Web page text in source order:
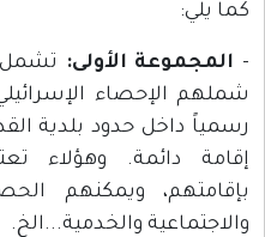
كما يلي:
- المجموعة الأولى:
رسمياً داخل حدود بلدية
إقامة دائمة. وهؤلاء
بإقامتهم، ويمكنهم
والاجتماعية والخدمية...الخ.